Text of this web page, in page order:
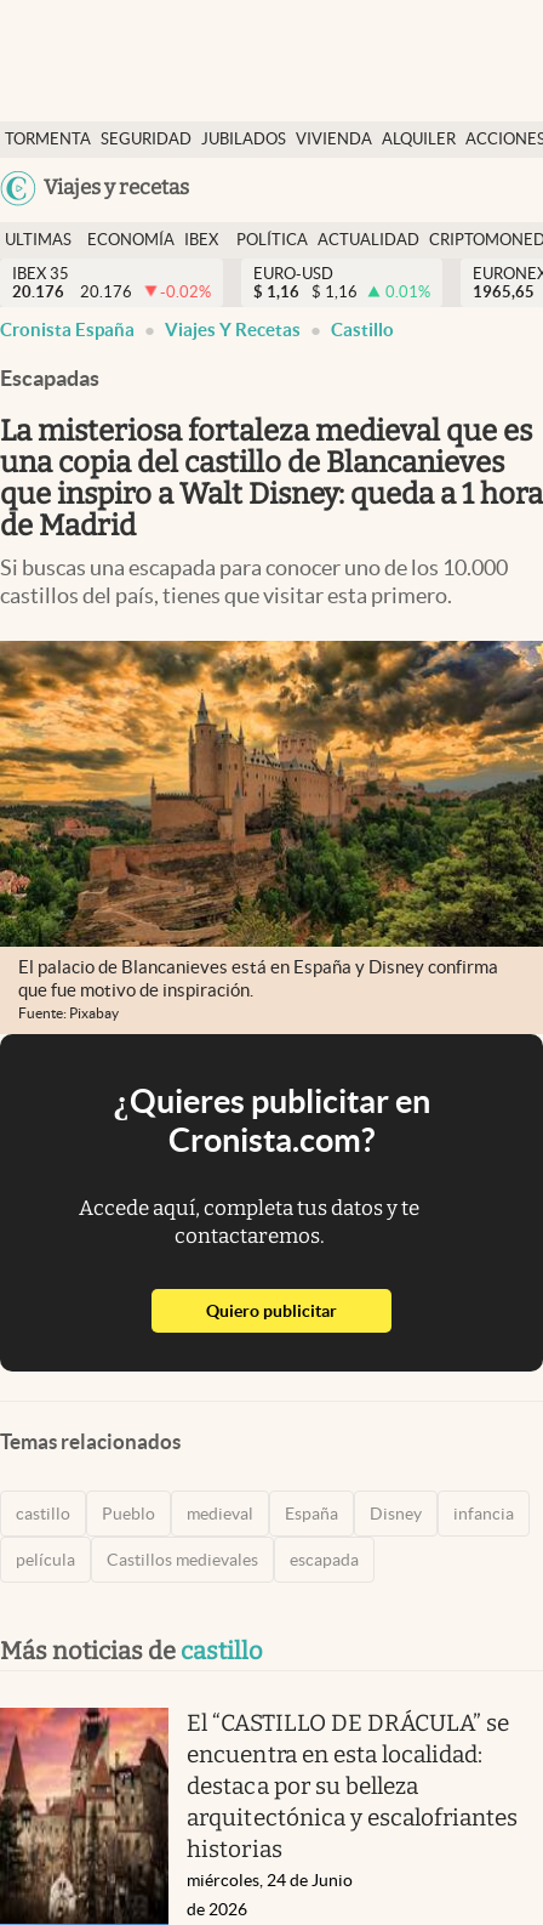
TORMENTA SEGURIDAD JUBILADOS VIVIENDA ALQUILER
USA
Viajes y recetas
Economía y finanzas
Política
Actualidad
Criptomonedas
España
ULTIMAS
NOTICIAS
ECONOMÍA
FINANZAS
IBEX
EURO
POLÍTICA ACTUALIDAD
IBEX 35
20.176
20.176 -0.02%
EURO-USD
$ 1,16 $ 1,16 0.01%
1965,65
Cronista España Viajes Y Recetas Castillo
Escapadas
La misteriosa fortaleza medieval que es
una copia del castillo de Blancanieves
que inspiro a Walt Disney: queda a 1 hora
de Madrid
Si buscas una escapada para conocer uno de los 10.000
castillos del país, tienes que visitar esta primero.
El palacio de Blancanieves está en España y Disney confirma
que fue motivo de inspiración.
Fuente: Pixabay
¿Quieres publicitar en
Cronista.com?
Accede aquí, completa tus datos y te
contactaremos.
Quiero publicitarabre en nueva pestaña
Temas relacionados
castillo Pueblo medieval España Disney infancia
película Castillos medievales escapada
Más noticias de castillo
El “CASTILLO DE DRÁCULA” se
encuentra en esta localidad:
destaca por su belleza
arquitectónica y escalofriantes
historias
miércoles, 24 de Junio
de 2026